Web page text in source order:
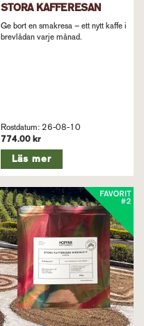
STORA KAFFERESAN
Ge bort en smakresa – ett nytt kaffe i
brevlådan varje månad.
Rostdatum: 26-08-10
774.00 kr
Läs mer